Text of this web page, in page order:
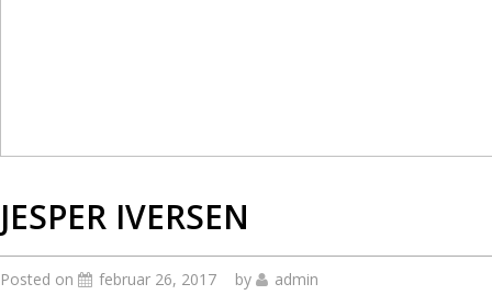
JESPER IVERSEN
Posted on februar 26, 2017 by admin